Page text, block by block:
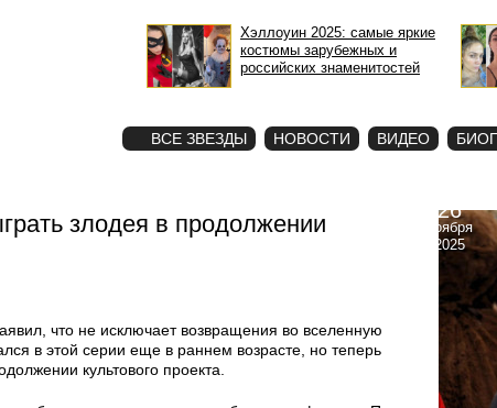
Хэллоуин 2025: самые яркие
костюмы зарубежных и
российских знаменитостей
ВСЕ ЗВЕЗДЫ НОВОСТИ ВИДЕО
злодея в продолжении
что не исключает возвращения во вселенную
в этой серии еще в раннем возрасте, но теперь
культового проекта.
26
ноября
2025